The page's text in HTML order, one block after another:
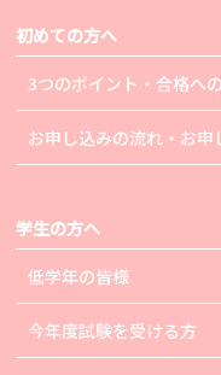
初めての方へ
3つのポイント・合格へ
お申し込みの流れ・お
学生の方へ
低学年の皆様
今年度試験を受ける方